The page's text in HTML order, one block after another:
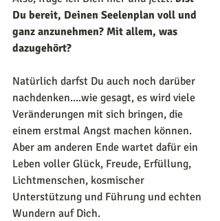
Du bereit, Deinen Seelenplan voll und
ganz anzunehmen? Mit allem, was
dazugehört?
Natürlich darfst Du auch noch darüber
nachdenken....wie gesagt, es wird viele
Veränderungen mit sich bringen, die
einem erstmal Angst machen können.
Aber am anderen Ende wartet dafür ein
Leben voller Glück, Freude, Erfüllung,
Lichtmenschen, kosmischer
Unterstützung und Führung und echten
Wundern auf Dich.